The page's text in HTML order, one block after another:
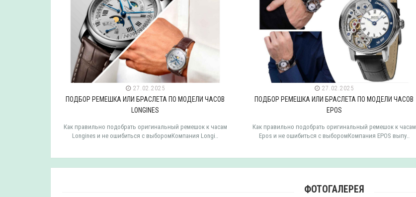
27.02.2025
ПОДБОР РЕМЕШКА ИЛИ БРАСЛЕТА ПО МОДЕЛИ ЧАСОВ
LONGINES
Как правильно подобрать оригинальный ремешок к часам
Longines и не ошибиться с выборомКомпания Longi..
27.02.2025
ПОДБОР РЕМЕШКА ИЛИ БРАСЛЕТА ПО МОДЕЛИ ЧАСОВ
EPOS
Как правильно подобрать оригинальный ремешок к часам
Epos и не ошибиться с выборомКомпания EPOS выпу..
ФОТОГАЛЕРЕЯ